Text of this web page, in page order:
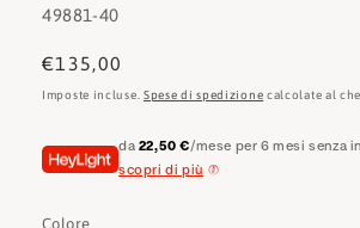
SKU:
49881-40
Prezzo
di
€135,00
Imposte incluse. Spese di spedizione calcolate al
da 22,50 €/mese per 6 mesi senza
scopri di più
Colore